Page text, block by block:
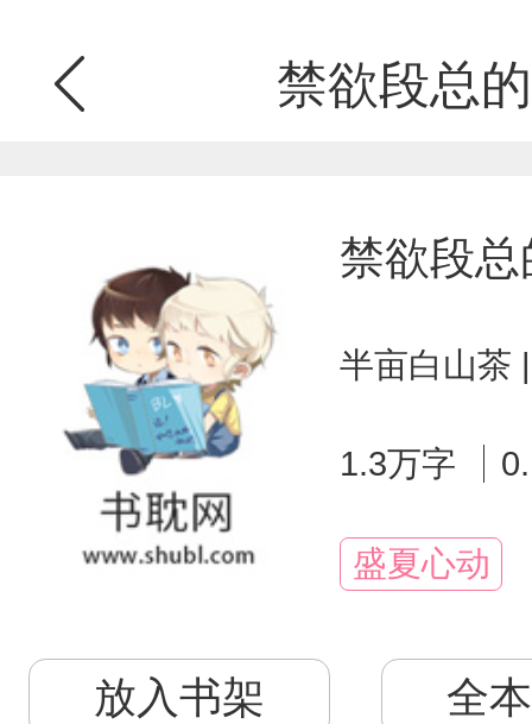
禁欲段总
禁欲段
半亩白山茶
1.3万字
盛夏心动
放入书架 全